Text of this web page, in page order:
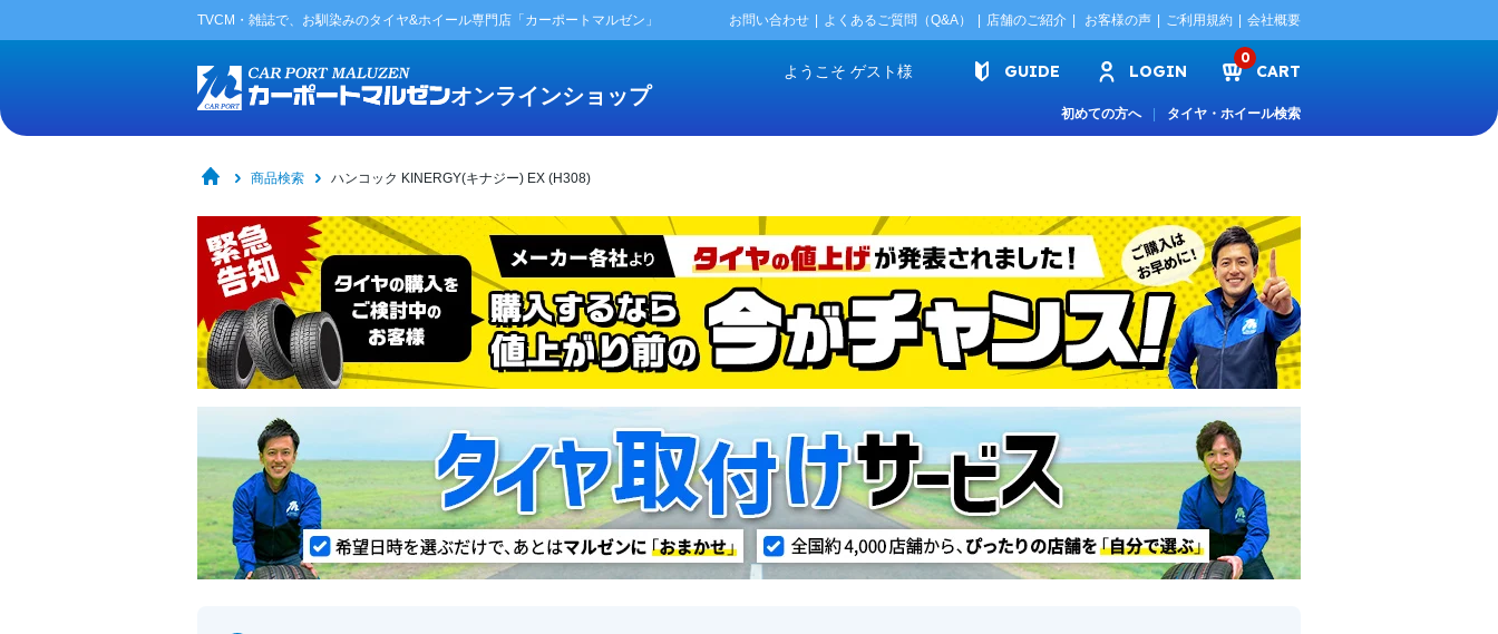
TVCM・雑誌で、お馴染みのタイヤ&ホイール専門店「カーポートマルゼン」 お問い合わせ よくあるご質問（Q&A） 店舗のご紹介 お客様の声 ご利用規約 会社概要
オンラインショップ
ようこそ ゲスト様 GUIDE LOGIN
0
CART
初めての方へ タイヤ・ホイール検索
商品検索 ハンコック KINERGY(キナジー) EX (H308)